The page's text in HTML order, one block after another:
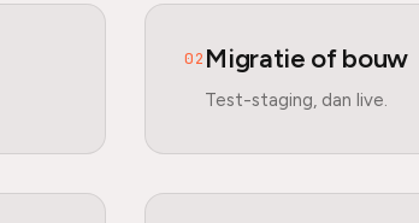
02 Migratie of bouw
Test-staging, dan live.